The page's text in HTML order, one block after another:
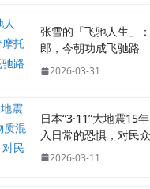
张雪的「飞驰人生」
郎，今朝功成飞驰路
2026-03-31
日本“3·11”大地震15
入日常的恐惧，对民
2026-03-11